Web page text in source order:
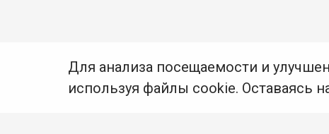
Для анализа посещаемости и
используя файлы cookie. Оставаясь